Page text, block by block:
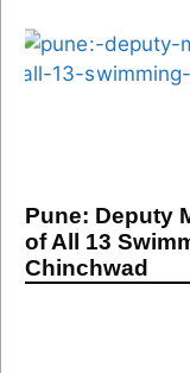
Pune: Deputy
of All 13
Chinchwad